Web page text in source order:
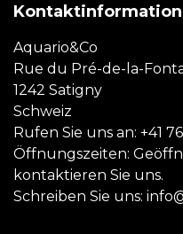
Aquario&Co
Rue du Pré-de-la-
1242 Satigny
Schweiz
Rufen Sie uns an: +41
Öffnungszeiten:
kontaktieren Sie uns.
Schreiben Sie uns: